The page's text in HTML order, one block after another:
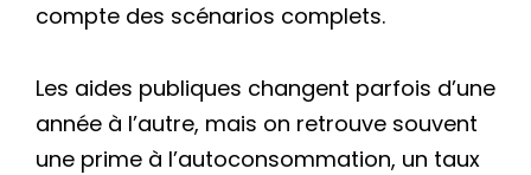
compte des scénarios complets.
Les aides publiques changent parfois d’une
année à l’autre, mais on retrouve souvent
une prime à l’autoconsommation, un taux